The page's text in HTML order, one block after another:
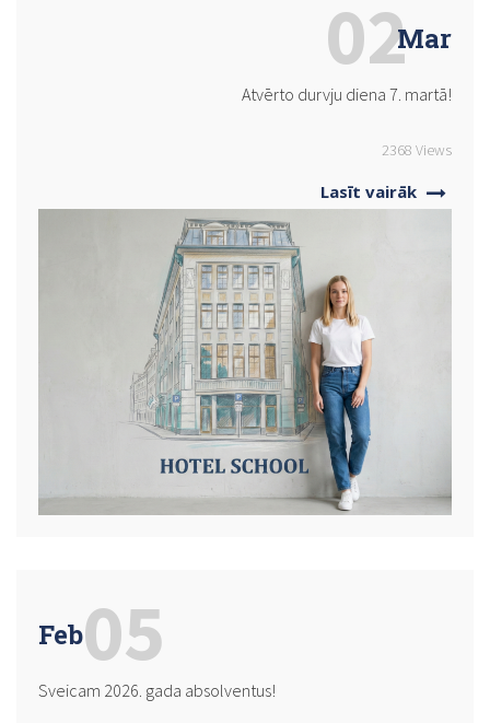
Mar
Atvērto durvju diena 7. martā!
2368 Views
Lasīt vairāk
02
Feb
Sveicam 2026. gada absolventus!
05